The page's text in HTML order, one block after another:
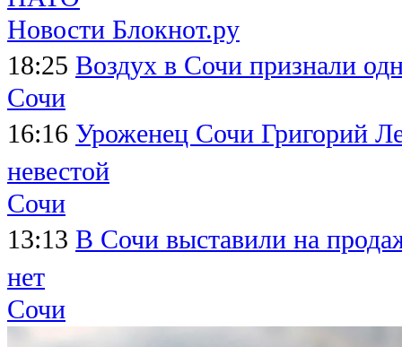
Новости Блокнот.ру
18:25 Воздух в Сочи признали
Сочи
16:16 Уроженец Сочи Григорий
невестой
Сочи
13:13 В Сочи выставили на
нет
Сочи